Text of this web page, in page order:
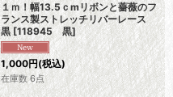
１ｍ！幅13.5ｃmリボンと薔薇のフ
ランス製ストレッチリバーレース
黒 [118945 黒]
1,000円(税込)
在庫数 6点